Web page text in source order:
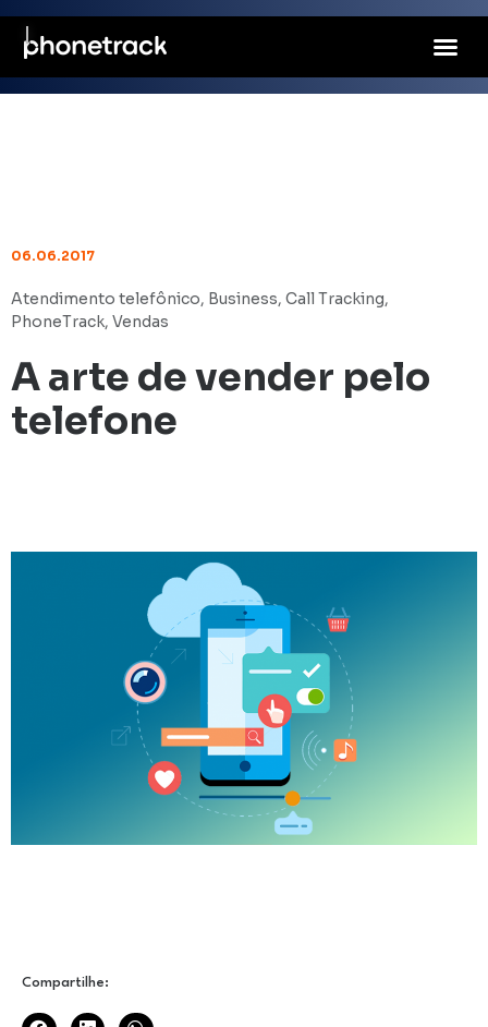
06.06.2017
Atendimento telefônico, Business, Call Tracking,
PhoneTrack, Vendas
A arte de vender pelo
telefone
Compartilhe: